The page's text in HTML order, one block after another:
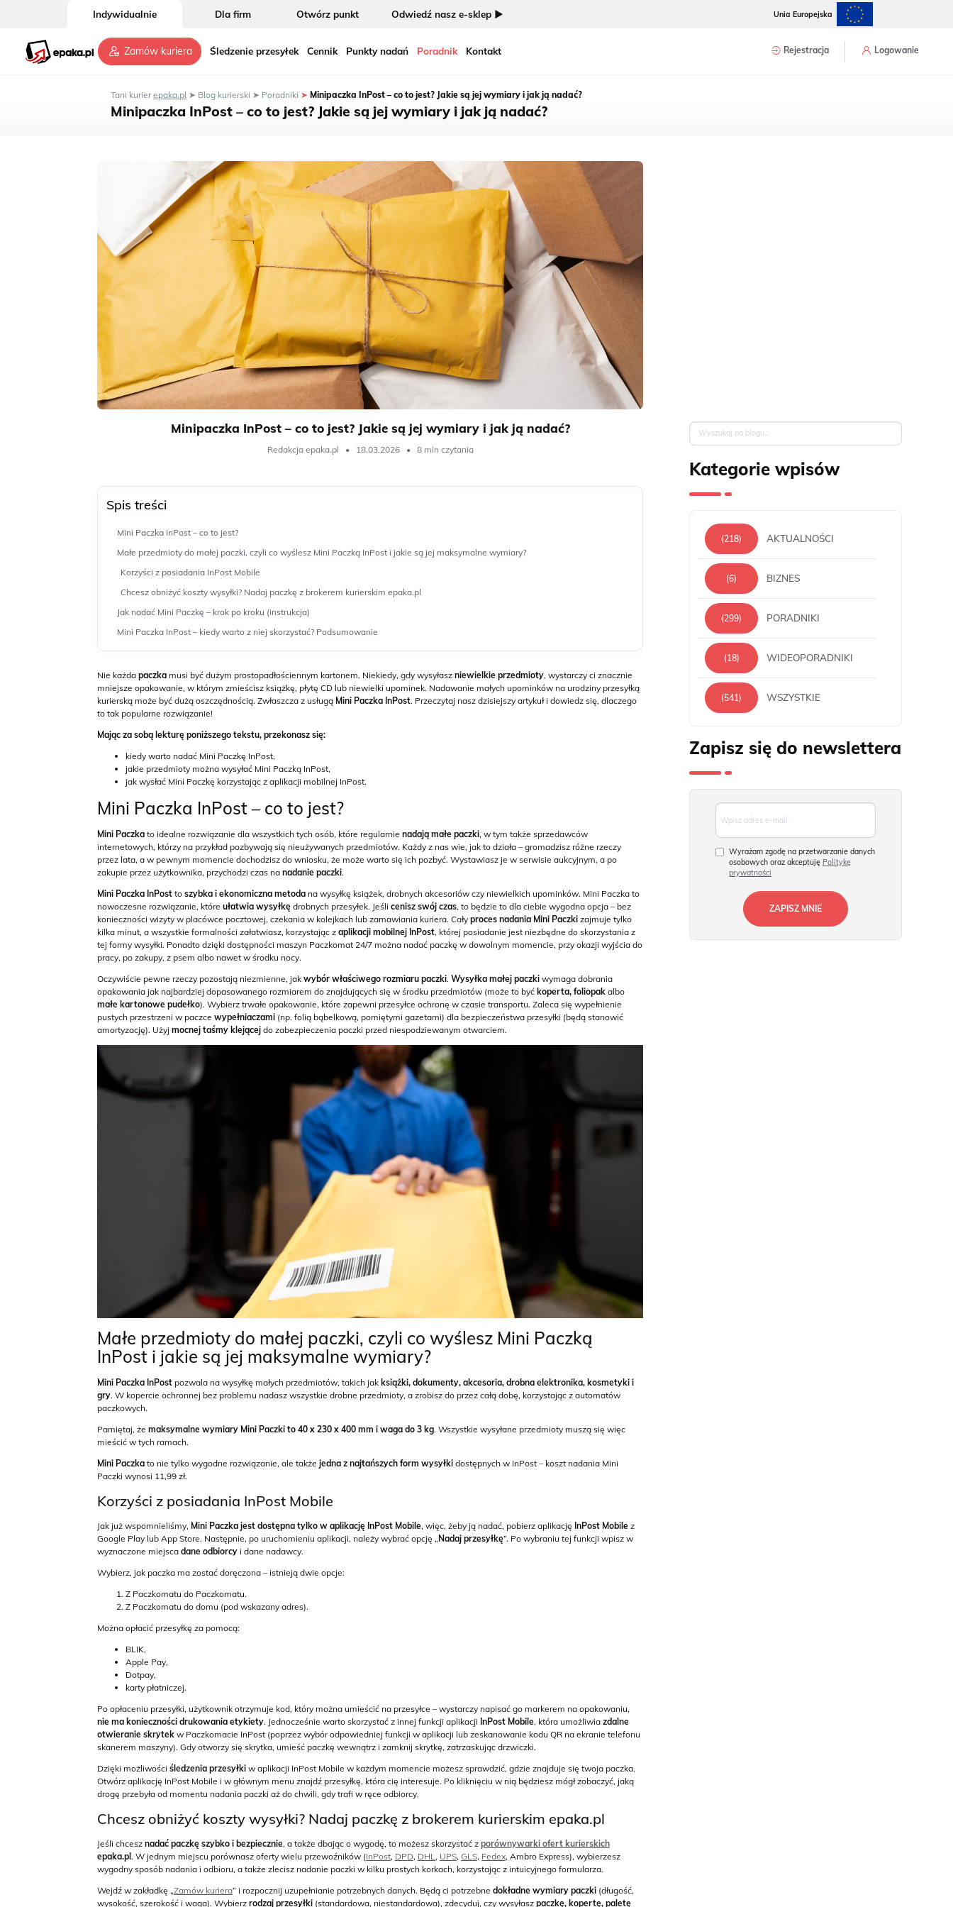
Indywidualnie Dla firm Otwórz punkt Odwiedź nasz e-sklep ► Unia Europejska
Zamów kuriera Śledzenie przesyłek Cennik Punkty nadań Poradnik Kontakt Rejestracja Logowanie
Tani kurierepaka.pl ➤ Blog kurierski ➤ Poradniki ➤ Minipaczka InPost – co to jest? Jakie są jej wymiary i jak ją nadać?
Minipaczka InPost – co to jest? Jakie są jej wymiary i jak ją nadać?
Minipaczka InPost – co to jest? Jakie są jej wymiary i jak ją nadać?
Redakcja epaka.pl • 18.03.2026 • 8 min czytania
Spis treści
Mini Paczka InPost – co to jest?
Małe przedmioty do małej paczki, czyli co wyślesz Mini Paczką InPost i jakie są jej maksymalne wymiary?
Korzyści z posiadania InPost Mobile
Chcesz obniżyć koszty wysyłki? Nadaj paczkę z brokerem kurierskim epaka.pl
Jak nadać Mini Paczkę – krok po kroku (instrukcja)
Mini Paczka InPost – kiedy warto z niej skorzystać? Podsumowanie
Nie każda paczka musi być dużym prostopadłościennym kartonem. Niekiedy, gdy wysyłasz niewielkie przedmioty, wystarczy ci znacznie
mniejsze opakowanie, w którym zmieścisz książkę, płytę CD lub niewielki upominek. Nadawanie małych upominków na urodziny przesyłką
kurierską może być dużą oszczędnością. Zwłaszcza z usługą Mini Paczka InPost. Przeczytaj nasz dzisiejszy artykuł i dowiedz się, dlaczego
to tak popularne rozwiązanie!
Mając za sobą lekturę poniższego tekstu, przekonasz się:
kiedy warto nadać Mini Paczkę InPost,
jakie przedmioty można wysyłać Mini Paczką InPost,
jak wysłać Mini Paczkę korzystając z aplikacji mobilnej InPost.
Mini Paczka InPost – co to jest?
Mini Paczka to idealne rozwiązanie dla wszystkich tych osób, które regularnie nadają małe paczki, w tym także sprzedawców
internetowych, którzy na przykład pozbywają się nieużywanych przedmiotów. Każdy z nas wie, jak to działa – gromadzisz różne rzeczy
przez lata, a w pewnym momencie dochodzisz do wniosku, że może warto się ich pozbyć. Wystawiasz je w serwisie aukcyjnym, a po
zakupie przez użytkownika, przychodzi czas na nadanie paczki.
Mini Paczka InPost to szybka i ekonomiczna metoda na wysyłkę książek, drobnych akcesoriów czy niewielkich upominków. Mini Paczka to
nowoczesne rozwiązanie, które ułatwia wysyłkę drobnych przesyłek. Jeśli cenisz swój czas, to będzie to dla ciebie wygodna opcja – bez
konieczności wizyty w placówce pocztowej, czekania w kolejkach lub zamawiania kuriera. Cały proces nadania Mini Paczki zajmuje tylko
kilka minut, a wszystkie formalności załatwiasz, korzystając z aplikacji mobilnej InPost, której posiadanie jest niezbędne do skorzystania z
tej formy wysyłki. Ponadto dzięki dostępności maszyn Paczkomat 24/7 można nadać paczkę w dowolnym momencie, przy okazji wyjścia do
pracy, po zakupy, z psem albo nawet w środku nocy.
Oczywiście pewne rzeczy pozostają niezmienne, jak wybór właściwego rozmiaru paczki. Wysyłka małej paczki wymaga dobrania
opakowania jak najbardziej dopasowanego rozmiarem do znajdujących się w środku przedmiotów (może to być koperta, foliopak albo
małe kartonowe pudełko). Wybierz trwałe opakowanie, które zapewni przesyłce ochronę w czasie transportu. Zaleca się wypełnienie
pustych przestrzeni w paczce wypełniaczami (np. folią bąbelkową, pomiętymi gazetami) dla bezpieczeństwa przesyłki (będą stanowić
amortyzację). Użyj mocnej taśmy klejącej do zabezpieczenia paczki przed niespodziewanym otwarciem.
Małe przedmioty do małej paczki, czyli co wyślesz Mini Paczką
InPost i jakie są jej maksymalne wymiary?
Mini Paczka InPost pozwala na wysyłkę małych przedmiotów, takich jak książki, dokumenty, akcesoria, drobna elektronika, kosmetyki i
gry. W kopercie ochronnej bez problemu nadasz wszystkie drobne przedmioty, a zrobisz do przez całą dobę, korzystając z automatów
paczkowych.
Pamiętaj, że maksymalne wymiary Mini Paczki to 40 x 230 x 400 mm i waga do 3 kg. Wszystkie wysyłane przedmioty muszą się więc
mieścić w tych ramach.
Mini Paczka to nie tylko wygodne rozwiązanie, ale także jedna z najtańszych form wysyłki dostępnych w InPost – koszt nadania Mini
Paczki wynosi 11,99 zł.
Korzyści z posiadania InPost Mobile
Jak już wspomnieliśmy, Mini Paczka jest dostępna tylko w aplikację InPost Mobile, więc, żeby ją nadać, pobierz aplikację InPost Mobile z
Google Play lub App Store. Następnie, po uruchomieniu aplikacji, należy wybrać opcję „ Nadaj przesyłkę”. Po wybraniu tej funkcji wpisz w
wyznaczone miejsca dane odbiorcy i dane nadawcy.
Wybierz, jak paczka ma zostać doręczona – istnieją dwie opcje:
Z Paczkomatu do Paczkomatu.
Z Paczkomatu do domu (pod wskazany adres).
Można opłacić przesyłkę za pomocą:
BLIK,
Apple Pay,
Dotpay,
karty płatniczej.
Po opłaceniu przesyłki, użytkownik otrzymuje kod, który można umieścić na przesyłce – wystarczy napisać go markerem na opakowaniu,
nie ma konieczności drukowania etykiety. Jednocześnie warto skorzystać z innej funkcji aplikacji InPost Mobile, która umożliwia zdalne
otwieranie skrytek w Paczkomacie InPost (poprzez wybór odpowiedniej funkcji w aplikacji lub zeskanowanie kodu QR na ekranie telefonu
skanerem maszyny). Gdy otworzy się skrytka, umieść paczkę wewnątrz i zamknij skrytkę, zatrzaskując drzwiczki.
Dzięki możliwości śledzenia przesyłki w aplikacji InPost Mobile w każdym momencie możesz sprawdzić, gdzie znajduje się twoja paczka.
Otwórz aplikację InPost Mobile i w głównym menu znajdź przesyłkę, która cię interesuje. Po kliknięciu w nią będziesz mógł zobaczyć, jaką
drogę przebyła od momentu nadania paczki aż do chwili, gdy trafi w ręce odbiorcy.
Chcesz obniżyć koszty wysyłki? Nadaj paczkę z brokerem kurierskim epaka.pl
Jeśli chcesz nadać paczkę szybko i bezpiecznie, a także dbając o wygodę, to możesz skorzystać z porównywarki ofert kurierskich
epaka.pl . W jednym miejscu porównasz oferty wielu przewoźników (InPost, DPD, DHL, UPS, GLS, Fedex, Ambro Express), wybierzesz
wygodny sposób nadania i odbioru, a także zlecisz nadanie paczki w kilku prostych korkach, korzystając z intuicyjnego formularza.
Wejdź w zakładkę „Zamów kuriera” i rozpocznij uzupełnianie potrzebnych danych. Będą ci potrzebne dokładne wymiary paczki (długość,
wysokość, szerokość i waga). Wybierz rodzaj przesyłki (standardowa, niestandardowa), zdecyduj, czy wysyłasz paczkę, kopertę, paletę
Kategorie wpisów
(218) AKTUALNOŚCI
(6) BIZNES
(299) PORADNIKI
(18) WIDEOPORADNIKI
(541) WSZYSTKIE
Zapisz się do newslettera
Wyrażam zgodę na przetwarzanie danych
osobowych oraz akceptuję Politykę
prywatności